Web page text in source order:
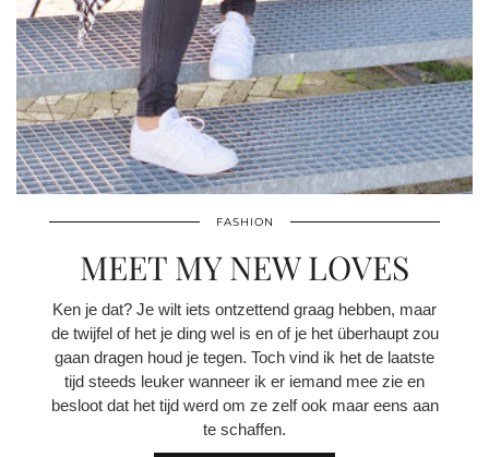
FASHION
MEET MY NEW LOVES
Ken je dat? Je wilt iets ontzettend graag hebben, maar
de twijfel of het je ding wel is en of je het überhaupt zou
gaan dragen houd je tegen. Toch vind ik het de laatste
tijd steeds leuker wanneer ik er iemand mee zie en
besloot dat het tijd werd om ze zelf ook maar eens aan
te schaffen.